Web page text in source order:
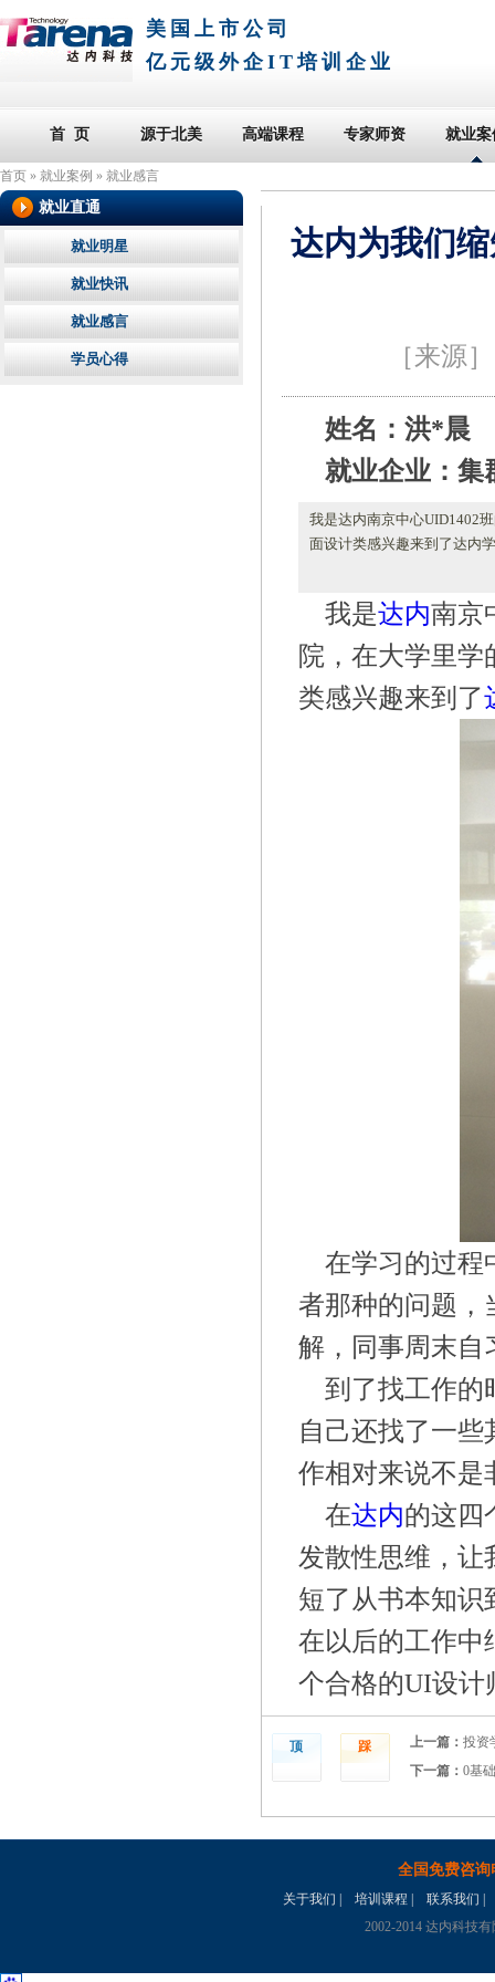
美国上市公司
亿元级外企IT培训企业
首 页 源于北美 高端课程 专家师资 就业案
首页 » 就业案例 » 就业感言
达内为我们
［来源
姓名：洪*晨
就业企业：集
我是达内南京中心UID1402
面设计类感兴趣来到了达内
我是达内南京
院，在大学里
类感兴趣来到了
在学习的过程
者那种的问题，
解，同事周末自
到了找工作的
自己还找了一
作相对来说不是
在达内的这四
发散性思维，让
短了从书本知识
在以后的工作中
个合格的UI设计
顶 踩 上一篇： 投资
下一篇： 0基
就业直通
就业明星
就业快讯
就业感言
学员心得
全国免费咨询
关于我们 培训课程 联系我们
2002-2014 达内科技